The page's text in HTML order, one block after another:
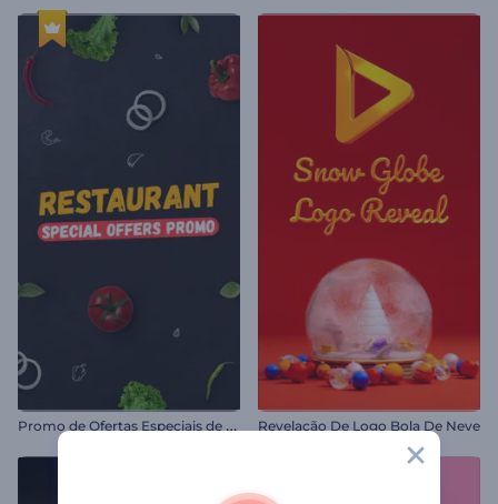
P
romo de Ofertas Especiais de Restaurante Revelação De Logo Bola De Neve